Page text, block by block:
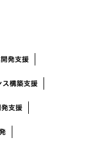
発支援
ス構築支援
発支援